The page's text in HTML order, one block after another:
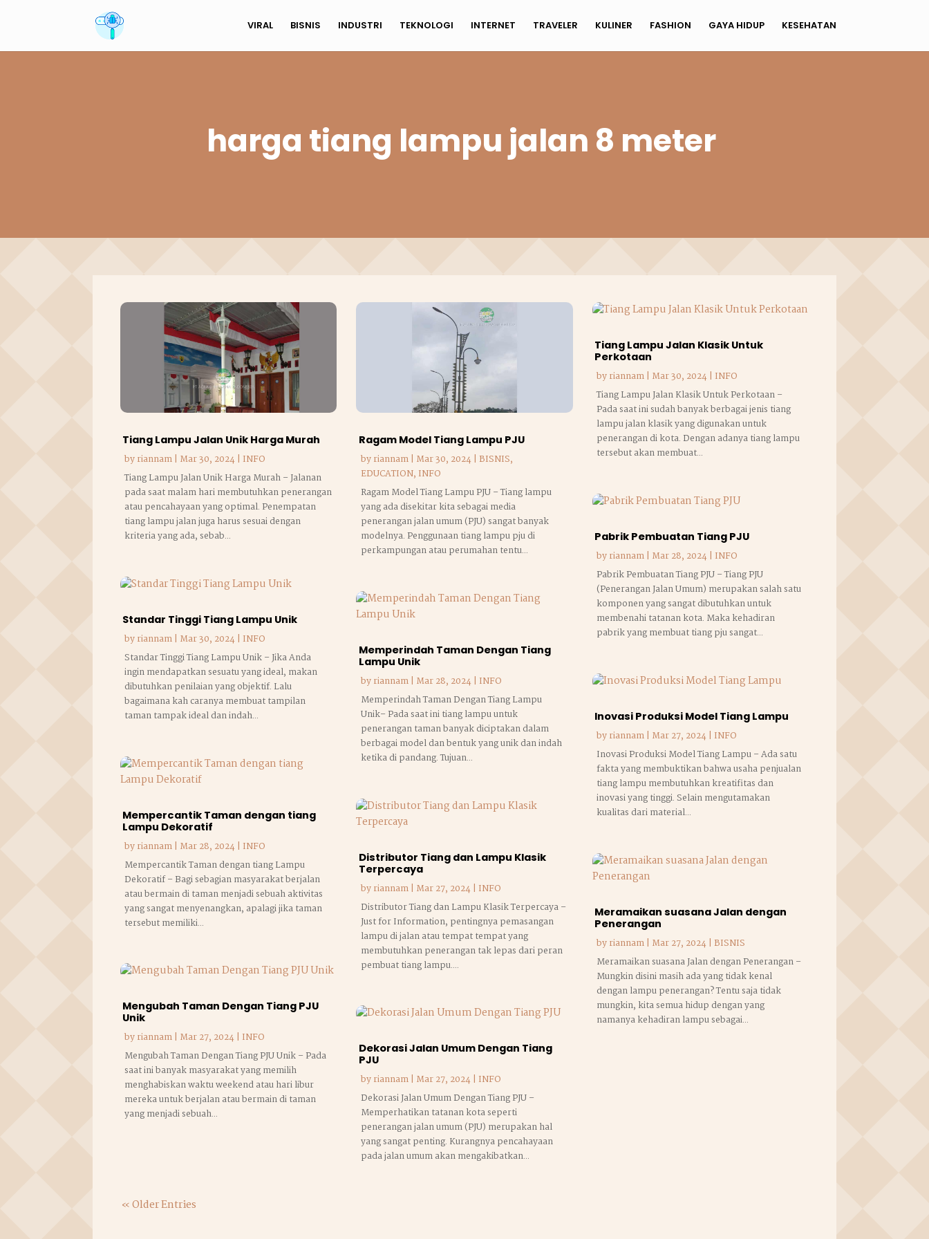
VIRAL BISNIS INDUSTRI TEKNOLOGI INTERNET TRAVELER KULINER FASHION GAYA HIDUP KESEHATAN
harga tiang lampu jalan 8 meter
Tiang Lampu Jalan Unik Harga Murah
byriannam| Mar 30, 2024| INFO
Tiang Lampu Jalan Unik Harga Murah – Jalanan
pada saat malam hari membutuhkan penerangan
atau pencahayaan yang optimal. Penempatan
tiang lampu jalan juga harus sesuai dengan
kriteria yang ada, sebab...
Standar Tinggi Tiang Lampu Unik
byriannam| Mar 30, 2024| INFO
Standar Tinggi Tiang Lampu Unik – Jika Anda
ingin mendapatkan sesuatu yang ideal, makan
dibutuhkan penilaian yang objektif. Lalu
bagaimana kah caranya membuat tampilan
taman tampak ideal dan indah...
Mempercantik Taman dengan tiang
Lampu Dekoratif
byriannam| Mar 28, 2024| INFO
Mempercantik Taman dengan tiang Lampu
Dekoratif – Bagi sebagian masyarakat berjalan
atau bermain di taman menjadi sebuah aktivitas
yang sangat menyenangkan, apalagi jika taman
tersebut memiliki...
Mengubah Taman Dengan Tiang PJU
Unik
byriannam| Mar 27, 2024| INFO
Mengubah Taman Dengan Tiang PJU Unik – Pada
saat ini banyak masyarakat yang memilih
menghabiskan waktu weekend atau hari libur
mereka untuk berjalan atau bermain di taman
yang menjadi sebuah...
Ragam Model Tiang Lampu PJU
byriannam| Mar 30, 2024| BISNIS,
EDUCATION, INFO
Ragam Model Tiang Lampu PJU – Tiang lampu
yang ada disekitar kita sebagai media
penerangan jalan umum (PJU) sangat banyak
modelnya. Penggunaan tiang lampu pju di
perkampungan atau perumahan tentu...
Memperindah Taman Dengan Tiang
Lampu Unik
byriannam| Mar 28, 2024| INFO
Memperindah Taman Dengan Tiang Lampu
Unik– Pada saat ini tiang lampu untuk
penerangan taman banyak diciptakan dalam
berbagai model dan bentuk yang unik dan indah
ketika di pandang. Tujuan...
Distributor Tiang dan Lampu Klasik
Terpercaya
byriannam| Mar 27, 2024| INFO
Distributor Tiang dan Lampu Klasik Terpercaya –
Just for Information, pentingnya pemasangan
lampu di jalan atau tempat tempat yang
membutuhkan penerangan tak lepas dari peran
pembuat tiang lampu....
Dekorasi Jalan Umum Dengan Tiang
PJU
byriannam| Mar 27, 2024| INFO
Dekorasi Jalan Umum Dengan Tiang PJU ­–
Memperhatikan tatanan kota seperti
penerangan jalan umum (PJU) merupakan hal
yang sangat penting. Kurangnya pencahayaan
pada jalan umum akan mengakibatkan...
Tiang Lampu Jalan Klasik Untuk
Perkotaan
byriannam| Mar 30, 2024| INFO
Tiang Lampu Jalan Klasik Untuk Perkotaan –
Pada saat ini sudah banyak berbagai jenis tiang
lampu jalan klasik yang digunakan untuk
penerangan di kota. Dengan adanya tiang lampu
tersebut akan membuat...
Pabrik Pembuatan Tiang PJU
byriannam| Mar 28, 2024| INFO
Pabrik Pembuatan Tiang PJU – Tiang PJU
(Penerangan Jalan Umum) merupakan salah satu
komponen yang sangat dibutuhkan untuk
membenahi tatanan kota. Maka kehadiran
pabrik yang membuat tiang pju sangat...
Inovasi Produksi Model Tiang Lampu
byriannam| Mar 27, 2024| INFO
Inovasi Produksi Model Tiang Lampu – Ada satu
fakta yang membuktikan bahwa usaha penjualan
tiang lampu membutuhkan kreatifitas dan
inovasi yang tinggi. Selain mengutamakan
kualitas dari material...
Meramaikan suasana Jalan dengan
Penerangan
byriannam| Mar 27, 2024| BISNIS
Meramaikan suasana Jalan dengan Penerangan –
Mungkin disini masih ada yang tidak kenal
dengan lampu penerangan? Tentu saja tidak
mungkin, kita semua hidup dengan yang
namanya kehadiran lampu sebagai...
« Older Entries